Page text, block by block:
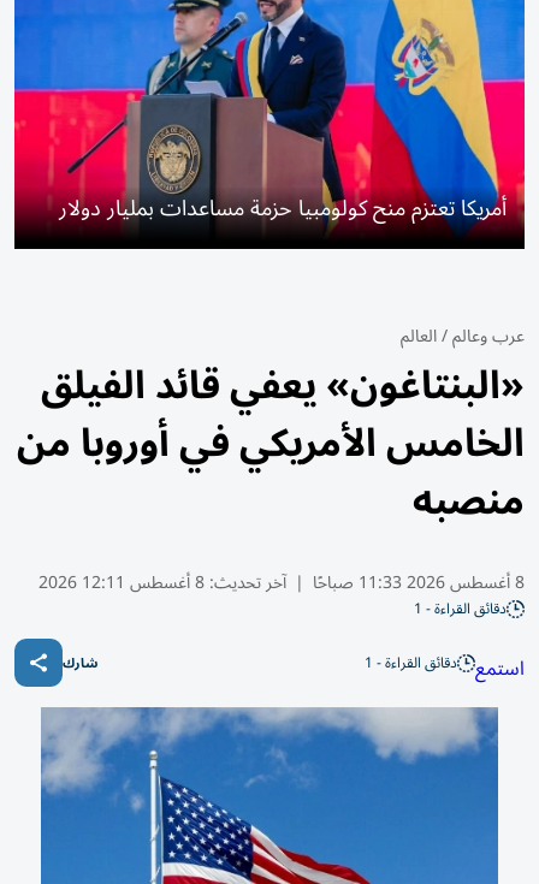
أمريكا تعتزم منح كولومبيا حزمة مساعدات بمليار دولار
عرب وعالم/العالم
«البنتاغون» يعفي قائد الفيلق
الخامس الأمريكي في أوروبا من
منصبه
8 أغسطس 2026 11:33 صباحًا | آخر تحديث:8 أغسطس 12:11 2026
دقائق القراءة - 1
استمع دقائق القراءة - 1 شارك